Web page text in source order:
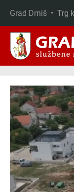
Skip to main
Grad Drniš • Trg